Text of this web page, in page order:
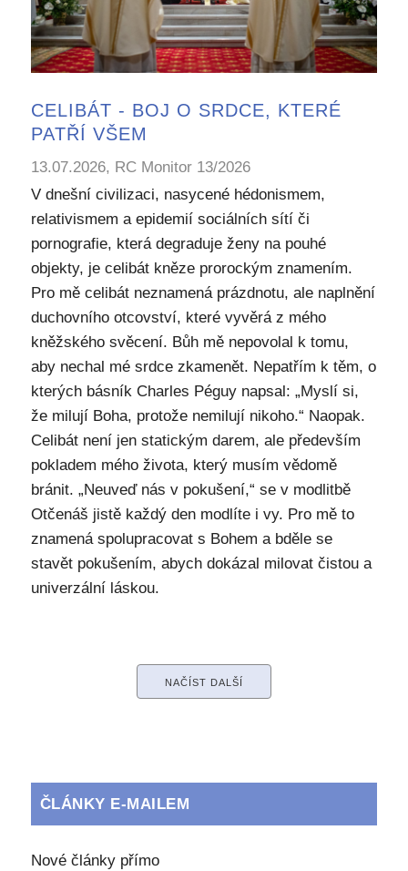
CELIBÁT - BOJ O SRDCE, KTERÉ
PATŘÍ VŠEM
13.07.2026, RC Monitor 13/2026
V dnešní civilizaci, nasycené hédonismem,
relativismem a epidemií sociálních sítí či
pornografie, která degraduje ženy na pouhé
objekty, je celibát kněze prorockým znamením.
Pro mě celibát neznamená prázdnotu, ale naplnění
duchovního otcovství, které vyvěrá z mého
kněžského svěcení. Bůh mě nepovolal k tomu,
aby nechal mé srdce zkamenět. Nepatřím k těm, o
kterých básník Charles Péguy napsal: „Myslí si,
že milují Boha, protože nemilují nikoho.“ Naopak.
Celibát není jen statickým darem, ale především
pokladem mého života, který musím vědomě
bránit. „Neuveď nás v pokušení,“ se v modlitbě
Otčenáš jistě každý den modlíte i vy. Pro mě to
znamená spolupracovat s Bohem a bděle se
stavět pokušením, abych dokázal milovat čistou a
univerzální láskou.
NAČÍST DALŠÍ
ČLÁNKY E-MAILEM
Nové články přímo